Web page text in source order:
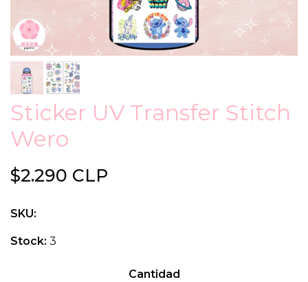
Sticker UV Transfer Stitch
Wero
$2.290 CLP
SKU:
Stock: 3
Cantidad